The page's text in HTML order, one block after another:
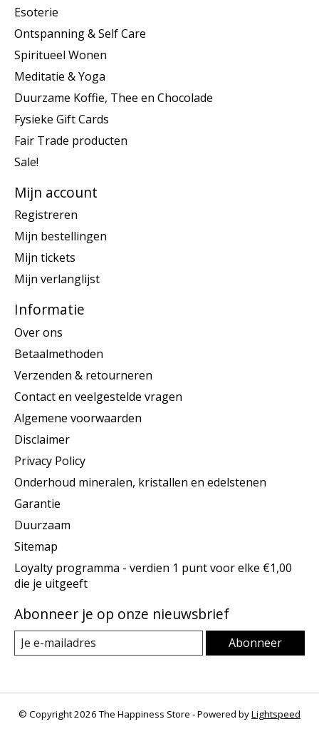
Esoterie
Ontspanning & Self Care
Spiritueel Wonen
Meditatie & Yoga
Duurzame Koffie, Thee en Chocolade
Fysieke Gift Cards
Fair Trade producten
Sale!
Mijn account
Registreren
Mijn bestellingen
Mijn tickets
Mijn verlanglijst
Informatie
Over ons
Betaalmethoden
Verzenden & retourneren
Contact en veelgestelde vragen
Algemene voorwaarden
Disclaimer
Privacy Policy
Onderhoud mineralen, kristallen en edelstenen
Garantie
Duurzaam
Sitemap
Loyalty programma - verdien 1 punt voor elke €1,00
die je uitgeeft
Abonneer je op onze nieuwsbrief
Abonneer
© Copyright 2026 The Happiness Store - Powered byLightspeed